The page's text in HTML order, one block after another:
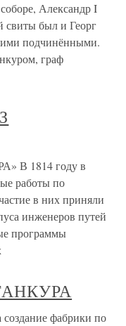
Александр I
свиты был и Георг
подчинёнными.
граф
В 1814 году в
работы по
в них приняли
инженеров путей
программы
фабрики по